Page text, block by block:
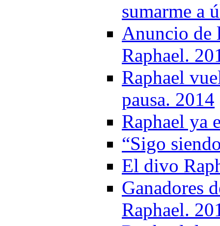
sumarme a
Anuncio de
Raphael.
Raphael
pausa. 2014
Raphael ya
“Sigo
El divo
Ganadores
Raphael.